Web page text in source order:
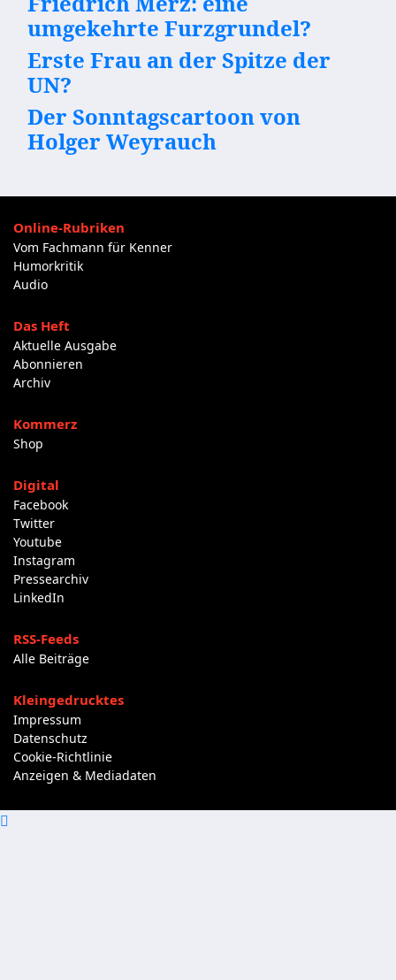
umgekehrte Furzgrundel?
Erste Frau an der Spitze der
UN?
Der Sonntagscartoon von
Holger Weyrauch
Online-Rubriken
Vom Fachmann für Kenner
Humorkritik
Audio
Das Heft
Aktuelle Ausgabe
Abonnieren
Archiv
Kommerz
Shop
Digital
Facebook
Twitter
Youtube
Instagram
Pressearchiv
LinkedIn
RSS-Feeds
Alle Beiträge
Kleingedrucktes
Impressum
Datenschutz
Cookie-Richtlinie
Anzeigen & Mediadaten